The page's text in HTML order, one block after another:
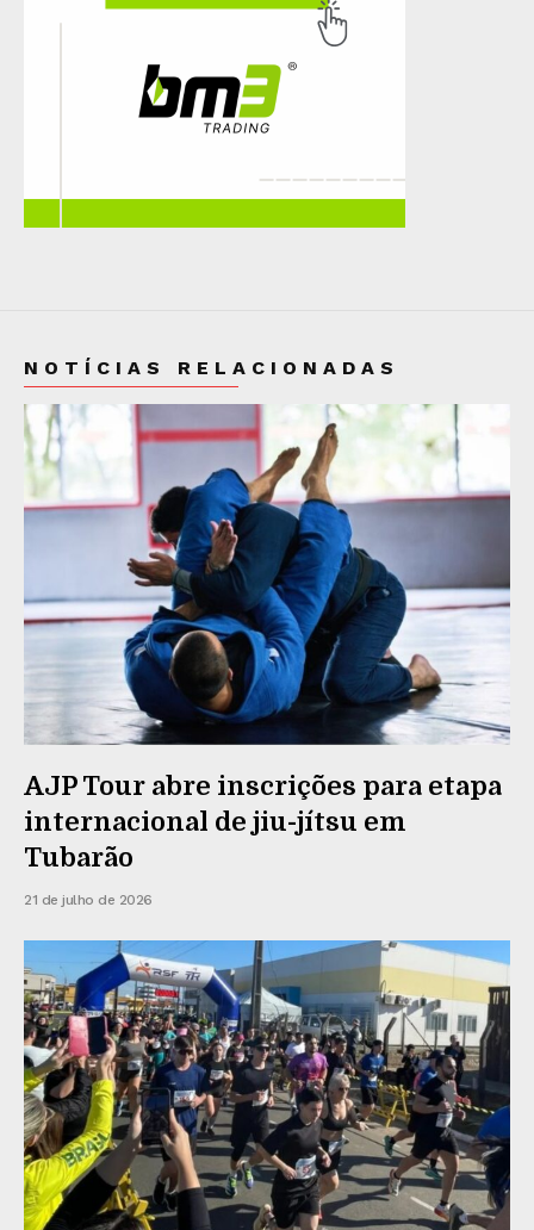
NOTÍCIAS RELACIONADAS
AJP Tour abre inscrições para etapa
internacional de jiu-jítsu em
Tubarão
21 de julho de 2026